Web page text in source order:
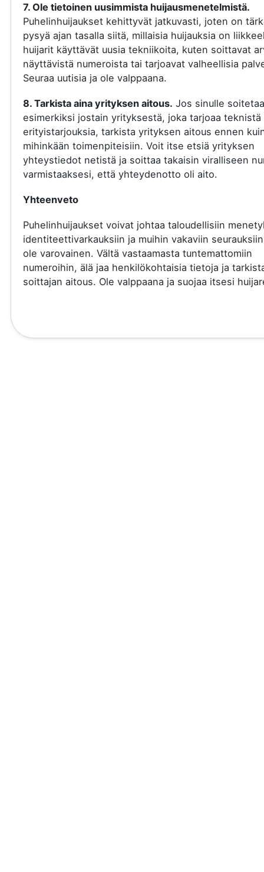
7. Ole tietoinen uusimmista huijausmenetelmistä.
Puhelinhuijaukset kehittyvät jatkuvasti, joten on
pysyä ajan tasalla siitä, millaisia huijauksia on
huijarit käyttävät uusia tekniikoita, kuten soittavat
näyttävistä numeroista tai tarjoavat valheellisia
Seuraa uutisia ja ole valppaana.
8. Tarkista aina yrityksen aitous. Jos sinulle
esimerkiksi jostain yrityksestä, joka tarjoaa teknistä
erityistarjouksia, tarkista yrityksen aitous ennen
mihinkään toimenpiteisiin. Voit itse etsiä yrityksen
yhteystiedot netistä ja soittaa takaisin viralliseen
varmistaaksesi, että yhteydenotto oli aito.
Yhteenveto
Puhelinhuijaukset voivat johtaa taloudellisiin
identiteettivarkauksiin ja muihin vakaviin
ole varovainen. Vältä vastaamasta tuntemattomiin
numeroihin, älä jaa henkilökohtaisia tietoja ja
soittajan aitous. Ole valppaana ja suojaa itsesi